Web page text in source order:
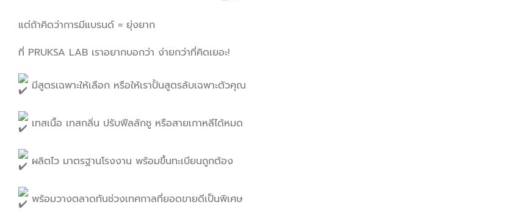
แต่ถ้าคิดว่าการมีแบรนด์ = ยุ่งยาก
ที่ PRUKSA LAB เราอยากบอกว่า ง่ายกว่าที่คิดเยอะ!
มีสูตรเฉพาะให้เลือก หรือให้เราปั้นสูตรลับเฉพาะตัวคุณ
เทสเนื้อ เทสกลิ่น ปรับฟีลลักชู หรือสายเกาหลีได้หมด
ผลิตไว มาตรฐานโรงงาน พร้อมขึ้นทะเบียนถูกต้อง
พร้อมวางตลาดทันช่วงเทศกาลที่ยอดขายดีเป็นพิเศษ